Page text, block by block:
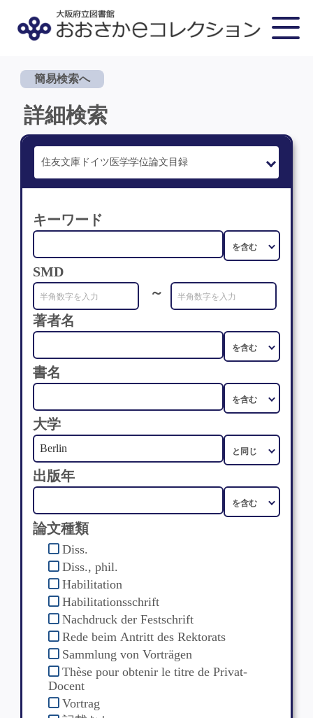
簡易検索へ
詳細検索
キーワード
SMD
～
著者名
書名
大学
出版年
論文種類
Diss.
Diss., phil.
Habilitation
Habilitationsschrift
Nachdruck der Festschrift
Rede beim Antritt des Rektorats
Sammlung von Vorträgen
Thèse pour obtenir le titre de Privat-
Docent
Vortrag